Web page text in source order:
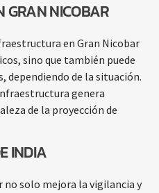
NICOBAR
en Gran Nicobar
sino que también puede
de la situación.
genera
de la proyección de
INDIA
no solo mejora la vigilancia y